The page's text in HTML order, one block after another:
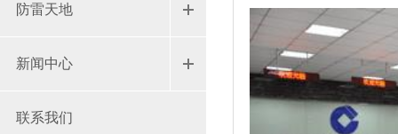
防雷天地
新闻中心
联系我们